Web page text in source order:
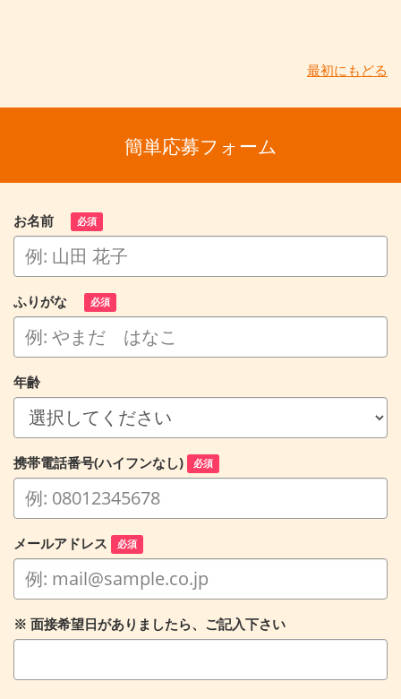
最初にもどる
簡単応募フォーム
お名前 必須
ふりがな 必須
年齢
携帯電話番号(ハイフンなし) 必須
メールアドレス 必須
※ 面接希望日がありましたら、ご記入下さい